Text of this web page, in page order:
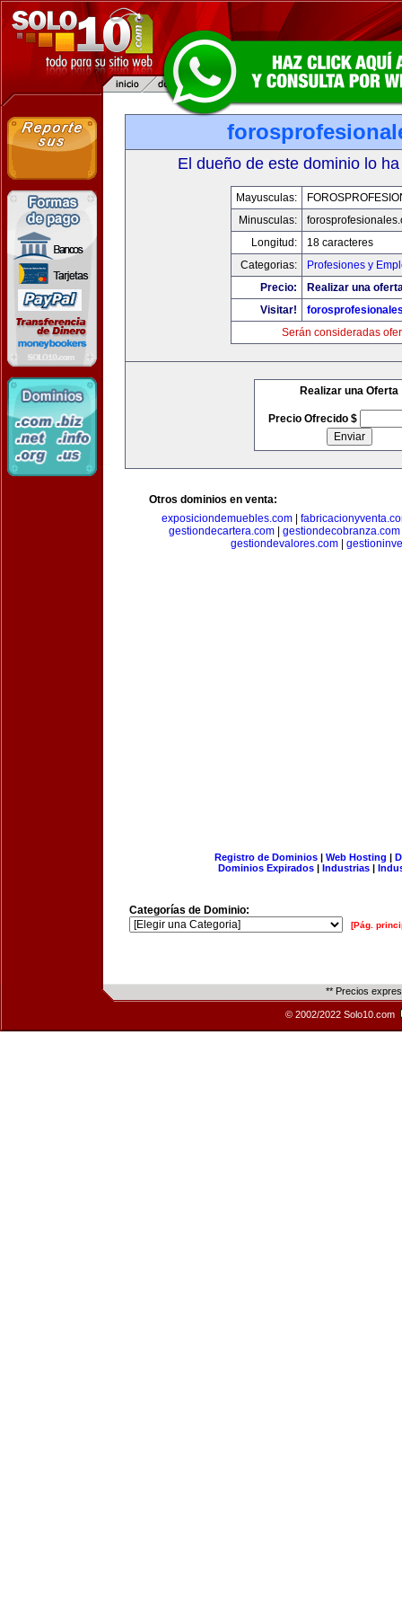
El dueño de este dominio lo
Mayusculas:
Minusculas:
Longitud:
18 caracteres
Categorias:
Profesiones y
Precio:
Realizar una
Visitar!
Serán consideradas
Realizar una Oferta
Precio Ofrecido $
Otros dominios en venta:
exposiciondemuebles.com|
gestiondecartera.com| gestiondecobranza.com
gestiondevalores.com
Registro de Dominios| Web Hosting |
Dominios Expirados | Industrias |
Categorías de Dominio:
[Pág.
** Precios
© 2002/2022 Solo10.com